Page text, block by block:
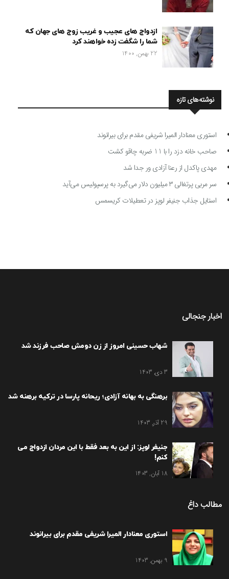
ازدواج های عجیب و غریب زوج های جهان که
شما را شگفت زده خواهند کرد
22 بهمن, 1400
نوشته‌های تازه
استوری معنادار المیرا شریفی مقدم برای بیرانوند
صاحب خانه دزد را با 11 ضربه چاقو کشت
مهدی پاکدل از رعنا آزادی ور جدا شد
سر مربی پرتغالی ۳ میلیون دلار می‌گیرد به پرسپولیس می‌آید
استایل جذاب جنیفر لوپز در تعطیلات کریسمس
اخبار جنجالی
شهاب حسینی امروز از زن دومش صاحب فرزند شد
3 دی, 1403
برهنگی به بهانه آزادی؛ ریحانه پارسا در ترکیه برهنه شد
29 آذر, 1403
جنیفر لوپز: از این به بعد فقط با این مردان ازدواج می
کنم!
18 آبان, 1403
مطالب داغ
استوری معنادار المیرا شریفی مقدم برای بیرانوند
9 بهمن, 1403